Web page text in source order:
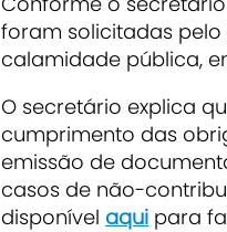
foram solicitadas
calamidade pública,
O secretário explica
cumprimento das
emissão de
casos de não-
disponível aqui para